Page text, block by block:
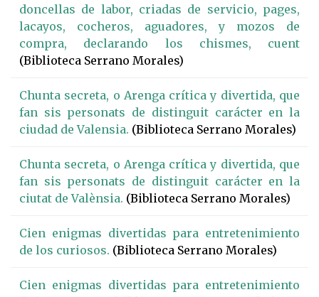
doncellas de labor, criadas de servicio, pages,
lacayos, cocheros, aguadores, y mozos de
compra, declarando los chismes, cuent
(Biblioteca Serrano Morales)
Chunta secreta, o Arenga crítica y divertida, que
fan sis personats de distinguit carácter en la
ciudad de Valensia. (Biblioteca Serrano Morales)
Chunta secreta, o Arenga crítica y divertida, que
fan sis personats de distinguit carácter en la
ciutat de Valènsia. (Biblioteca Serrano Morales)
Cien enigmas divertidas para entretenimiento
de los curiosos. (Biblioteca Serrano Morales)
Cien enigmas divertidas para entretenimiento